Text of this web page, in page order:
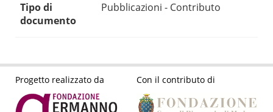
Tipo di
documento
Pubblicazioni - Contributo
Progetto realizzato da Con il contributo di